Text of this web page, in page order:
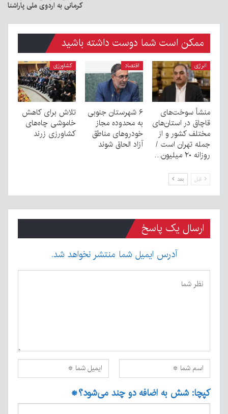
کرمانی به اردوی ملی پاراشنا
ممکن است شما دوست داشته باشید
انرژی
منشأ سوخت‌های
قاچاق در استان‌های
مختلف کشور و از
جمله تهران است /
روزانه ۲۰ میلیون…
اقتصاد
۶ شهرستان‌‌ جنوبی
به محدوده مجاز
خودروهای مناطق
آزاد الحاق شوند
کشاورزی
تلاش برای کاهش
خاموشی چاه‌های
کشاورزی زرند
قبل بعد
ارسال یک پاسخ
آدرس ایمیل شما منتشر نخواهد شد.
کپچا: شش به اضافه دو چند می‌شود؟*